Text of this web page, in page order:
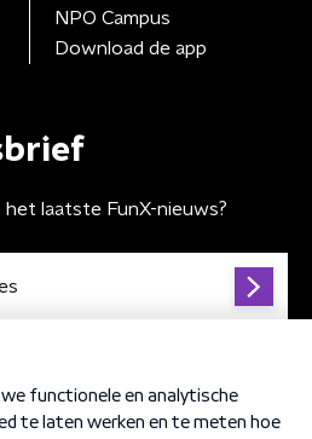
NPO Campus
Download de app
laatste FunX-nieuws?